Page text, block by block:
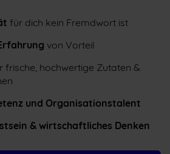
für dich kein Fremdwort ist
von Vorteil
frische, hochwertige Zutaten &
und Organisationstalent
& wirtschaftliches Denken